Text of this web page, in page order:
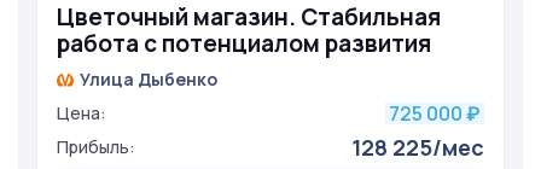
Цветочный магазин. Стабильная
работа с потенциалом развития
Улица Дыбенко
Цена:
725 000 ₽
Прибыль: 128 225/мес